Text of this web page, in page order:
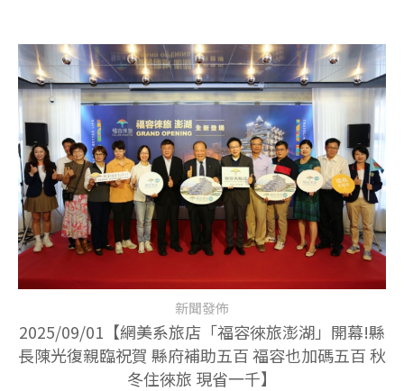
新聞發佈
2025/09/01【網美系旅店「福容徠旅澎湖」開幕!縣
長陳光復親臨祝賀 縣府補助五百 福容也加碼五百 秋
冬住徠旅 現省一千】